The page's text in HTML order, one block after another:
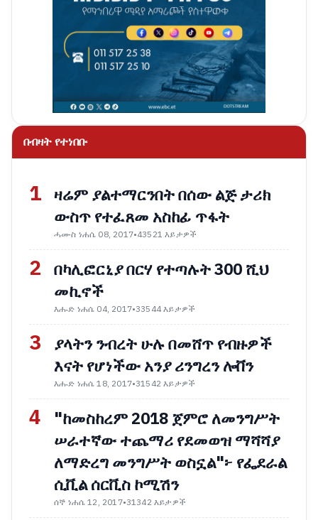
በብዛት የተነበቡ
1 ዛሬም ያልተማርንበት በሰው ልጅ ታሪክ
ውስጥ የተፈጸመ አስከፊ ጥፋት
ሓሙስ ነሐሴ 08, 2017•43521 እይታዎች
2 በካሊፎርኒያ በርሃ የተጣሉት 300 ሺህ
መኪኖች
እሑድ ነሐሴ 04, 2017•33544 እይታዎች
3
ያላትን ንብረት ሁሉ በመሸጥ የብዙዎች
እናት የሆነችው አንያ ሪንግረን ሎቨን
እሑድ ነሐሴ 18, 2017•31542 እይታዎች
4
"ከመስከረም 2018 ጀምሮ ለመንግሥት
ሠራተኛው ተጨማሪ የደመወዝ ማሻሻያ
ለማድረግ መንግሥት ወስኗል"፦ የፌደራል
ሲቪል ሰርቪስ ኮሚሽን
ሰኞ ነሐሴ 12, 2017•31342 እይታዎች